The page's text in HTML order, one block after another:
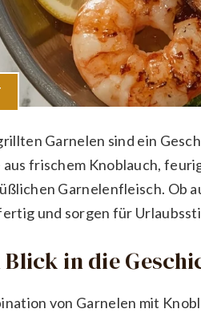
Garnelen sind ein
aus frischem Knoblauch,
Garnelenfleisch. Ob
und sorgen für
Blick in die
von Garnelen mit